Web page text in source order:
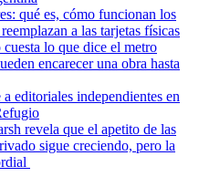
qué es, cómo funcionan los
a las tarjetas físicas
lo que dice el metro
encarecer una obra hasta
editoriales independientes en
revela que el apetito de las
sigue creciendo, pero la